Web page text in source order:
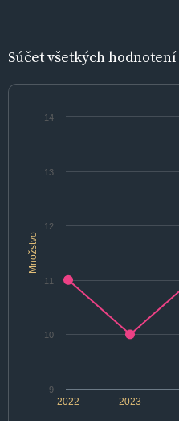
Súčet všetkých hodnotení
Množstvo
2022 2023
9
10
11
12
13
14